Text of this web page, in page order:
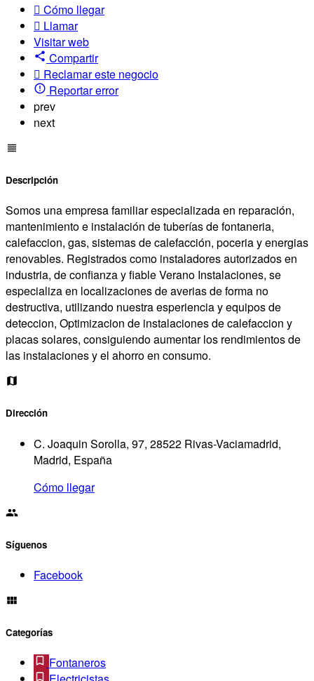
Cómo llegar
Llamar
Visitar web
Compartir
Reclamar este negocio
Reportar error
prev
next
Descripción
Somos una empresa familiar especializada en reparación,
mantenimiento e instalación de tuberías de fontaneria,
calefaccion, gas, sistemas de calefacción, poceria y energias
renovables. Registrados como instaladores autorizados en
industria, de confianza y fiable Verano Instalaciones, se
especializa en localizaciones de averias de forma no
destructiva, utilizando nuestra esperiencia y equipos de
deteccion, Optimizacion de instalaciones de calefaccion y
placas solares, consiguiendo aumentar los rendimientos de
las instalaciones y el ahorro en consumo.
Dirección
C. Joaquin Sorolla, 97, 28522 Rivas-Vaciamadrid,
Madrid, España
Cómo llegar
Síguenos
Facebook
Categorías
Fontaneros